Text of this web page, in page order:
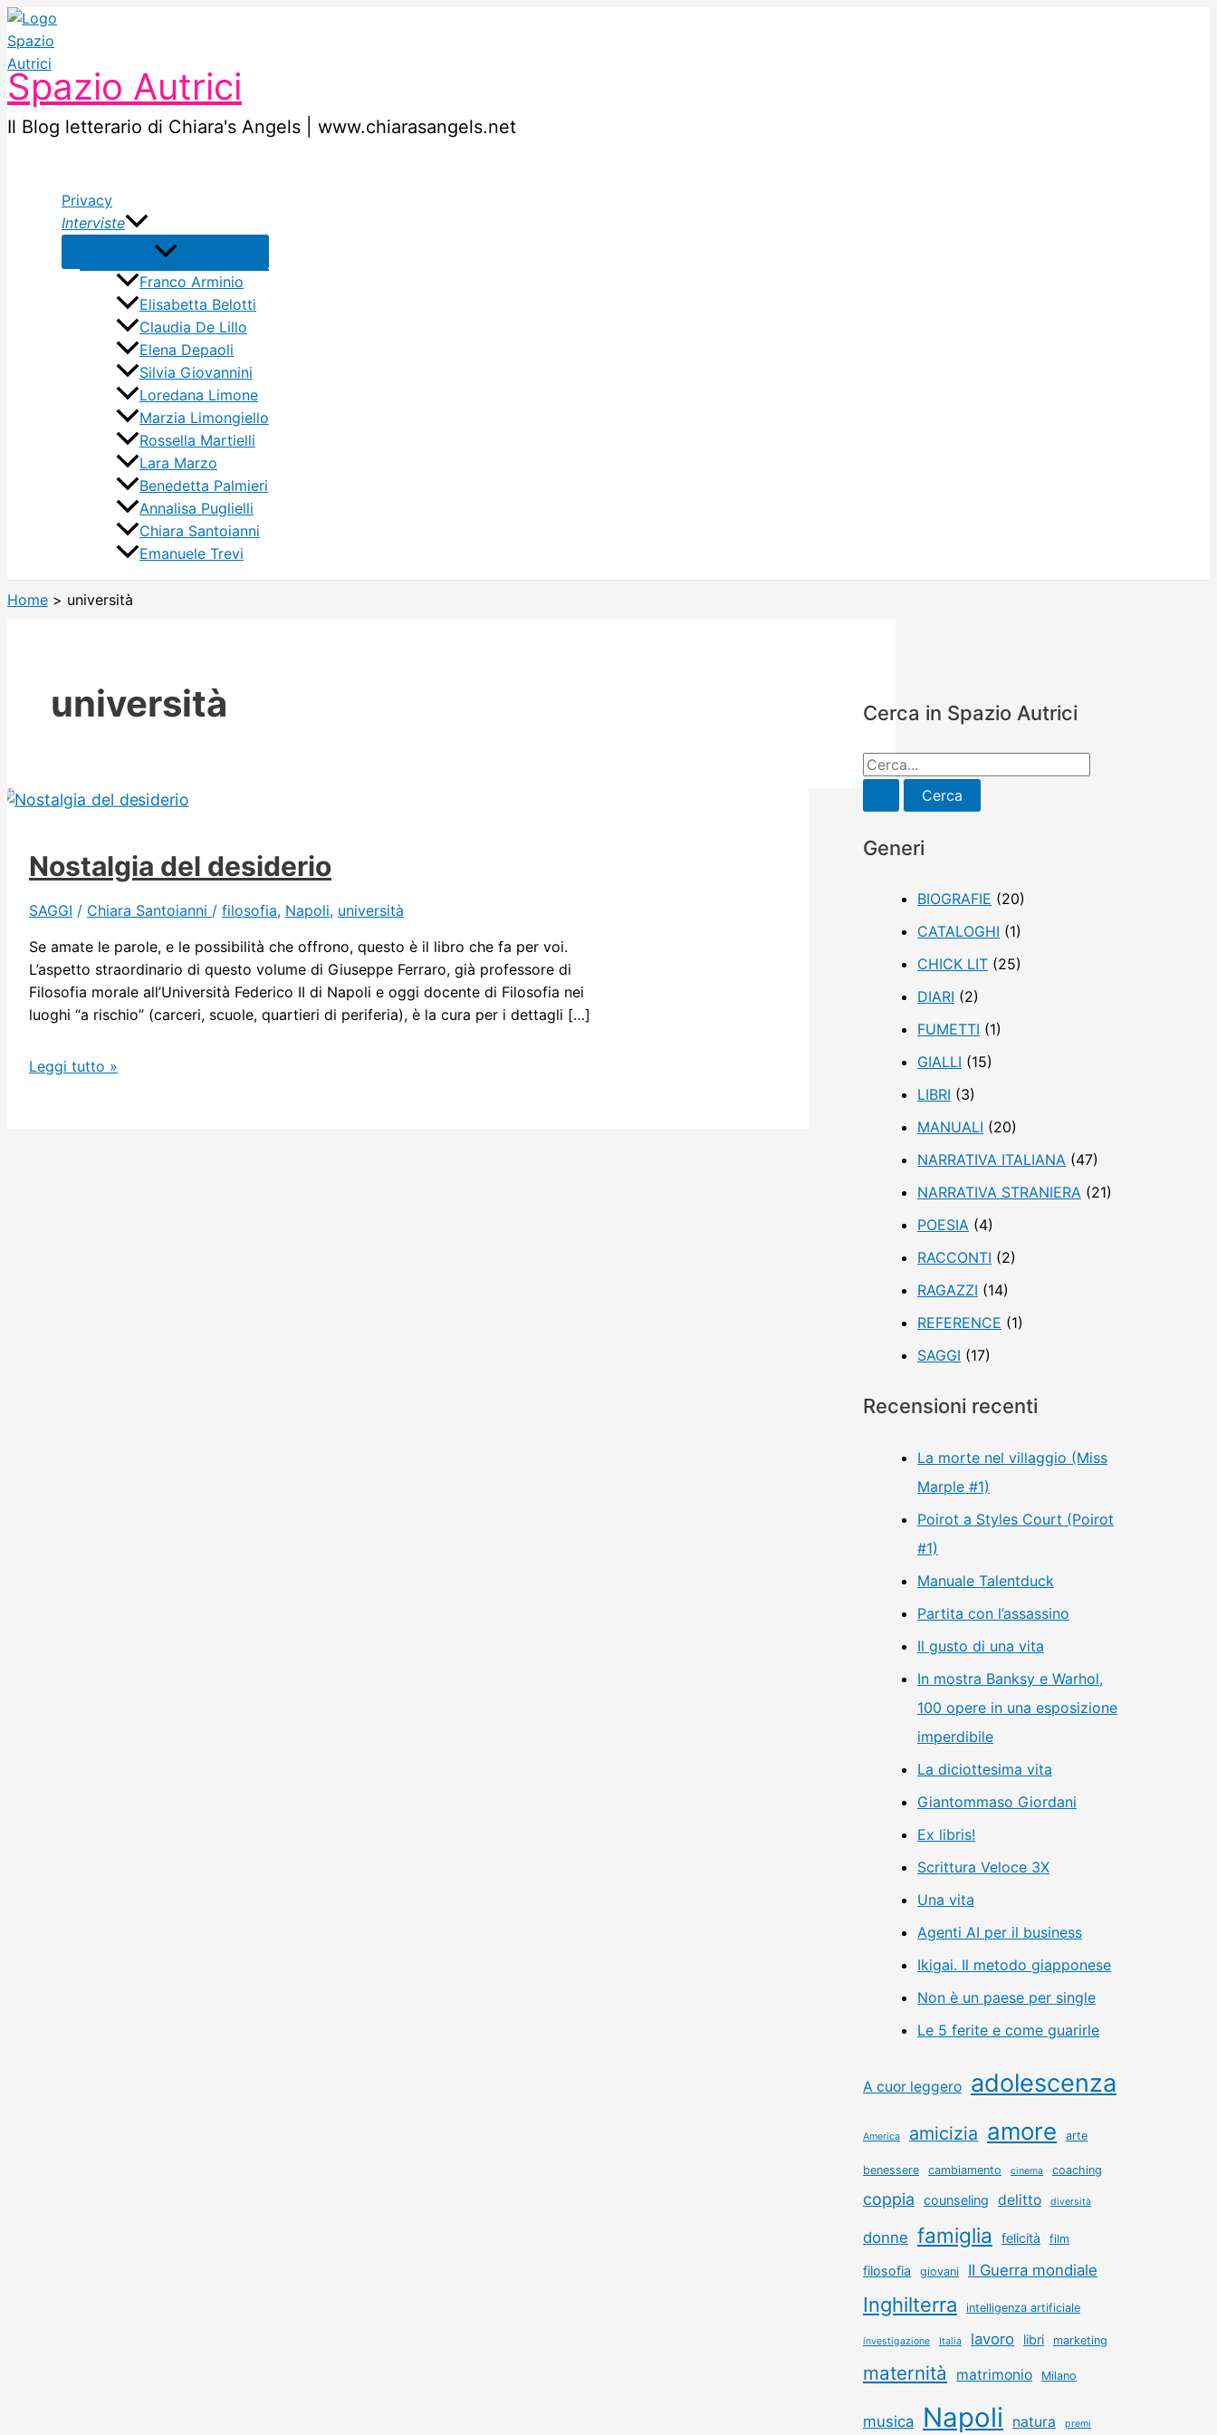
Vai
al
contenuto
Spazio Autrici
Il Blog letterario di Chiara's Angels | www.chiarasangels.net
Privacy
Interviste
Franco Arminio
Elisabetta Belotti
Claudia De Lillo
Elena Depaoli
Silvia Giovannini
Loredana Limone
Marzia Limongiello
Rossella Martielli
Lara Marzo
Benedetta Palmieri
Annalisa Puglielli
Chiara Santoianni
Emanuele Trevi
Home università
università
Nostalgia del desiderio
SAGGI / Chiara Santoianni / filosofia, Napoli, università
Se amate le parole, e le possibilità che offrono, questo è il libro che fa per voi.
L’aspetto straordinario di questo volume di Giuseppe Ferraro, già professore di
Filosofia morale all’Università Federico II di Napoli e oggi docente di Filosofia nei
luoghi “a rischio” (carceri, scuole, quartieri di periferia), è la cura per i dettagli […]
Nostalgia
Leggi tutto »
Cerca in Spazio Autrici
C
c
Generi
BIOGRAFIE (20)
CATALOGHI (1)
CHICK LIT (25)
DIARI (2)
FUMETTI (1)
GIALLI (15)
LIBRI (3)
MANUALI (20)
NARRATIVA ITALIANA (47)
NARRATIVA STRANIERA (21)
POESIA (4)
RACCONTI (2)
RAGAZZI (14)
REFERENCE (1)
SAGGI (17)
Recensioni recenti
La morte nel villaggio (Miss
Marple #1)
Poirot a Styles Court (Poirot
#1)
Manuale Talentduck
Partita con l’assassino
Il gusto di una vita
In mostra Banksy e Warhol,
100 opere in una esposizione
imperdibile
La diciottesima vita
Giantommaso Giordani
Ex libris!
Scrittura Veloce 3X
Una vita
Agenti AI per il business
Ikigai. Il metodo giapponese
Non è un paese per single
Le 5 ferite e come guarirle
A cuor leggero adolescenza
America amicizia amore arte
benessere cambiamento cinema coaching
coppia counseling delitto diversità
donne famiglia felicità film
filosofia giovani II Guerra mondiale
Inghilterra intelligenza artificiale
investigazione Italia lavoro libri marketing
maternità matrimonio Milano
musica Napoli natura premi